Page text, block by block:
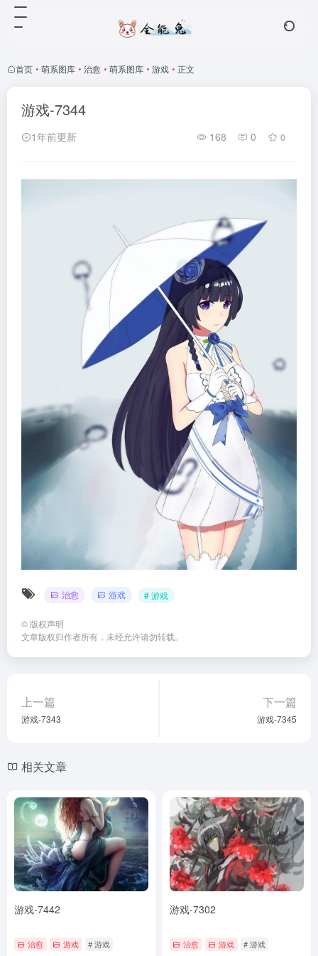
首页 • 萌系图库 • 治愈 • 萌系图库 • 游戏 • 正文
游戏-7344
1年前更新 168 0 0
治愈 游戏 # 游戏
© 版权声明
文章版权归作者所有，未经允许请勿转载。
上一篇
游戏-7343
下一篇
游戏-7345
相关文章
游戏-7442
治愈 游戏 # 游戏
游戏-7302
治愈 游戏 # 游戏